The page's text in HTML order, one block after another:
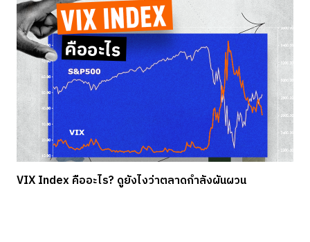
VIX Index คืออะไร? ดูยังไงว่าตลาดกำลังผันผวน